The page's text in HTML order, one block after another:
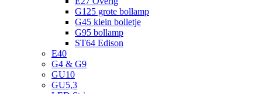
G125 grote bollamp
G45 klein bolletje
G95 bollamp
ST64 Edison
E40
G4 & G9
GU10
GU5,3